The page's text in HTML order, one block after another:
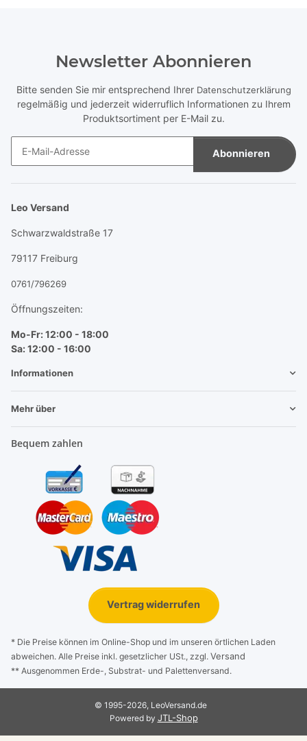
Newsletter Abonnieren
Bitte senden Sie mir entsprechend Ihrer Datenschutzerklärung
regelmäßig und jederzeit widerruflich Informationen zu Ihrem
Produktsortiment per E-Mail zu.
Abonnieren
Leo Versand
Schwarzwaldstraße 17
79117 Freiburg
0761/796269
Öffnungszeiten:
Mo-Fr: 12:00 - 18:00
Sa: 12:00 - 16:00
Informationen
Mehr über
Bequem zahlen
Vertrag widerrufen
* Die Preise können im Online-Shop und im unseren örtlichen Laden
abweichen. Alle Preise inkl. gesetzlicher USt., zzgl. Versand
** Ausgenommen Erde-, Substrat- und Palettenversand.
© 1995-2026, LeoVersand.de
Powered by JTL-Shop